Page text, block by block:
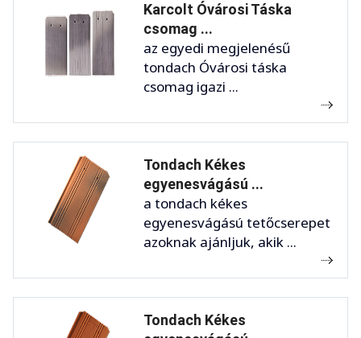
Karcolt Óvárosi Táska
csomag ...
az egyedi megjelenésű
tondach Óvárosi táska
csomag igazi ...
Tondach Kékes
egyenesvágású ...
a tondach kékes
egyenesvágású tetőcserepet
azoknak ajánljuk, akik ...
Tondach Kékes